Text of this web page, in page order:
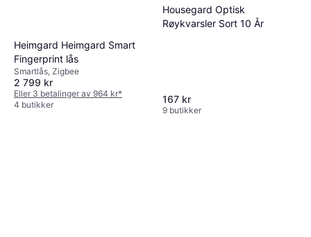
Heimgard Heimgard Smart
Fingerprint lås
Smartlås, Zigbee
2 799 kr
Eller 3 betalinger av 964 kr*
4 butikker
Housegard Optisk
Røykvarsler Sort 10 År
167 kr
9 butikker